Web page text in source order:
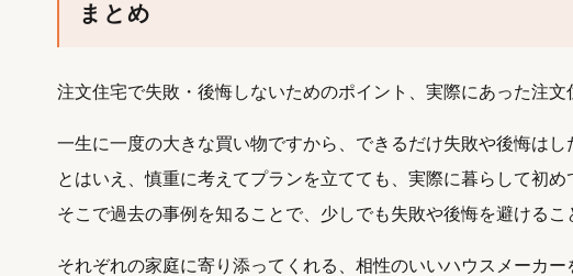
まとめ
注文住宅で失敗・後悔しないためのポイント、実際にあった注文
一生に一度の大きな買い物ですから、できるだけ失敗や後悔はし
とはいえ、慎重に考えてプランを立てても、実際に暮らして初め
そこで過去の事例を知ることで、少しでも失敗や後悔を避けるこ
それぞれの家庭に寄り添ってくれる、相性のいいハウスメーカ